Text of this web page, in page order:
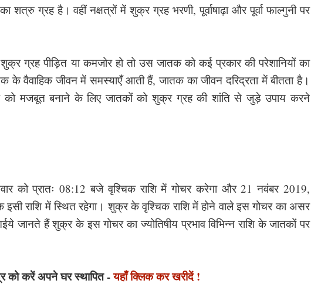
ग्रह है। वहीं नक्षत्रों में शुक्र ग्रह भरणी, पूर्वाषाढ़ा और पूर्वा फाल्गुनी पर
ग्रह पीड़ित या कमजोर हो तो उस जातक को कई प्रकार की परेशानियों का
वैवाहिक जीवन में समस्याएँ आती हैं, जातक का जीवन दरिद्रता में बीतता है।
मजबूत बनाने के लिए जातकों को शुक्र ग्रह की शांति से जुड़े उपाय करने
को प्रातः 08:12 बजे वृश्चिक राशि में गोचर करेगा और 21 नवंबर 2019,
इसी राशि में स्थित रहेगा। शुक्र के वृश्चिक राशि में होने वाले इस गोचर का असर
जानते हैं शुक्र के इस गोचर का ज्योतिषीय प्रभाव विभिन्न राशि के जातकों पर
को करें अपने घर स्थापित -यहाँ क्लिक कर खरीदें !